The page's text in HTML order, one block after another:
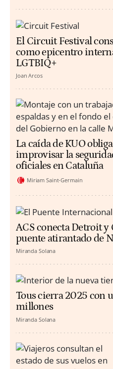
El Circuit Festival
como epicentro
LGTBIQ+
Joan Arcos
La caída de KUO
improvisar la
oficiales en Cataluña
Miriam Saint-Germain
ACS conecta Detroit
puente atirantado de
Miranda Solana
Tous cierra 2025 con
millones
Miranda Solana